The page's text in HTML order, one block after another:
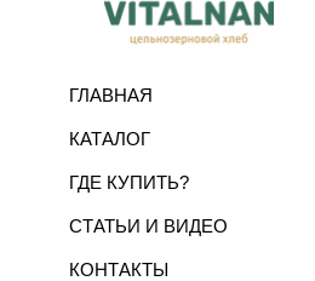
ГЛАВНАЯ
КАТАЛОГ
ГДЕ КУПИТЬ?
СТАТЬИ И ВИДЕО
КОНТАКТЫ